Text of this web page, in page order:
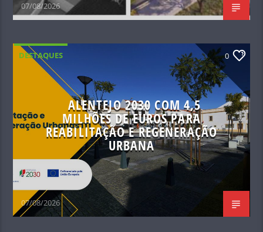
07/08/2026
DESTAQUES 0
ALENTEJO 2030 COM 4,5
MILHÕES DE EUROS PARA
REABILITAÇÃO E REGENERAÇÃO
URBANA
07/08/2026